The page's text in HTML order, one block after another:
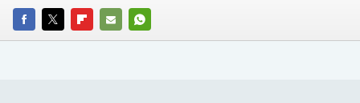
FACEBOOK
TWITTERFLIPBOARD
E-
WHATSAPP